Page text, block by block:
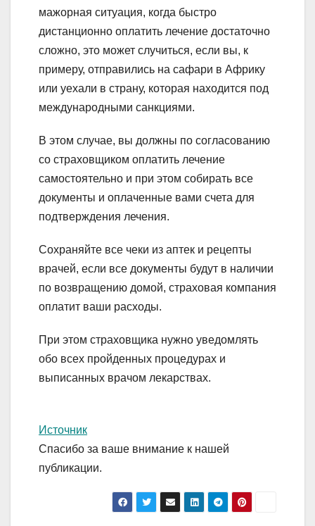
мажорная ситуация, когда быстро
дистанционно оплатить лечение достаточно
сложно, это может случиться, если вы, к
примеру, отправились на сафари в Африку
или уехали в страну, которая находится под
международными санкциями.
В этом случае, вы должны по согласованию
со страховщиком оплатить лечение
самостоятельно и при этом собирать все
документы и оплаченные вами счета для
подтверждения лечения.
Сохраняйте все чеки из аптек и рецепты
врачей, если все документы будут в наличии
по возвращению домой, страховая компания
оплатит ваши расходы.
При этом страховщика нужно уведомлять
обо всех пройденных процедурах и
выписанных врачом лекарствах.
Источник
Спасибо за ваше внимание к нашей
публикации.